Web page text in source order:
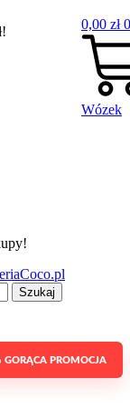
Szukaj
0,00 zł 0
Wózek
GORĄCA PROMOCJA